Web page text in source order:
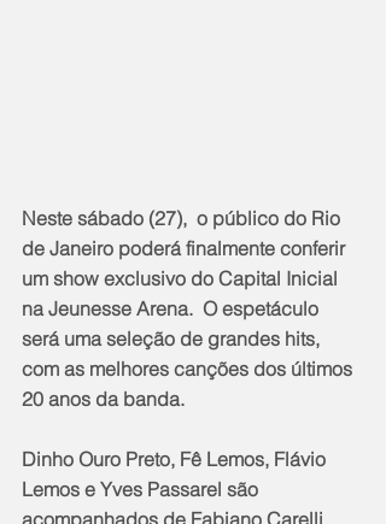
Neste sábado (27),  o público do Rio
de Janeiro poderá finalmente conferir
um show exclusivo do Capital Inicial
na Jeunesse Arena.  O espetáculo
será uma seleção de grandes hits,
com as melhores canções dos últimos
20 anos da banda.
Dinho Ouro Preto, Fê Lemos, Flávio
Lemos e Yves Passarel são
acompanhados de Fabiano Carelli